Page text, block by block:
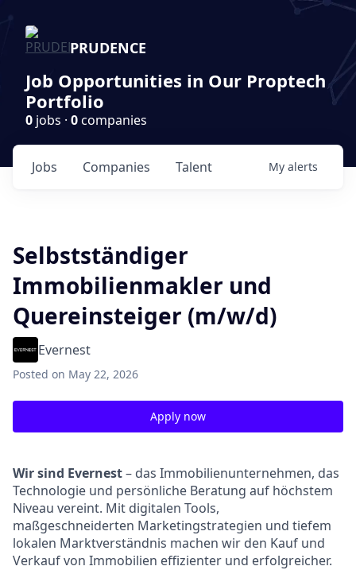
PRUDENCE
Job Opportunities in Our Proptech
Portfolio
0 jobs · 0companies
Jobs Companies Talent My alerts
Selbstständiger
Immobilienmakler und
Quereinsteiger (m/w/d)
Evernest
Posted on May 22, 2026
Apply now
Wir sind Evernest– das Immobilienunternehmen, das
Technologie und persönliche Beratung auf höchstem
Niveau vereint. Mit digitalen Tools,
maßgeschneiderten Marketingstrategien und tiefem
lokalen Marktverständnis machen wir den Kauf und
Verkauf von Immobilien effizienter und erfolgreicher.